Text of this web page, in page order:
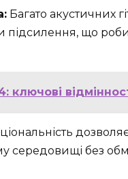
Багато акустичних
підсилення, що
ключові
середовищі без